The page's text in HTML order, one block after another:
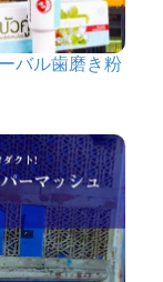
バル歯磨き粉